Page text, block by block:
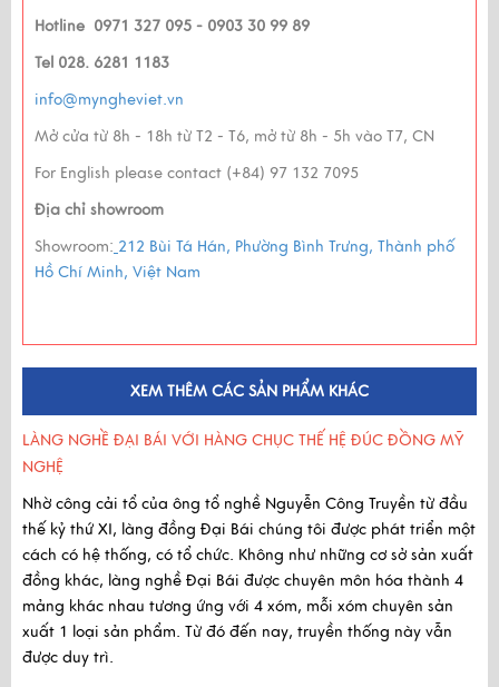
Hotline 0971 327 095 - 0903 30 99 89
Tel 028. 6281 1183
info@myngheviet.vn
Mở cửa từ 8h - 18h từ T2 - T6, mở từ 8h - 5h vào T7, CN
For English please contact (+84) 97 132 7095
Địa chỉ showroom
Showroom: 212 Bùi Tá Hán, Phường Bình Trưng, Thành phố
Hồ Chí Minh, Việt Nam
XEM THÊM CÁC SẢN PHẨM KHÁC
LÀNG NGHỀ ĐẠI BÁI VỚI HÀNG CHỤC THẾ HỆ ĐÚC ĐỒNG MỸ
NGHỆ
Nhờ công cải tổ của ông tổ nghề Nguyễn Công Truyền từ đầu
thế kỷ thứ XI, làng đồng Đại Bái chúng tôi được phát triển một
cách có hệ thống, có tổ chức. Không như những cơ sở sản xuất
đồng khác, làng nghề Đại Bái được chuyên môn hóa thành 4
mảng khác nhau tương ứng với 4 xóm, mỗi xóm chuyên sản
xuất 1 loại sản phẩm. Từ đó đến nay, truyền thống này vẫn
được duy trì.